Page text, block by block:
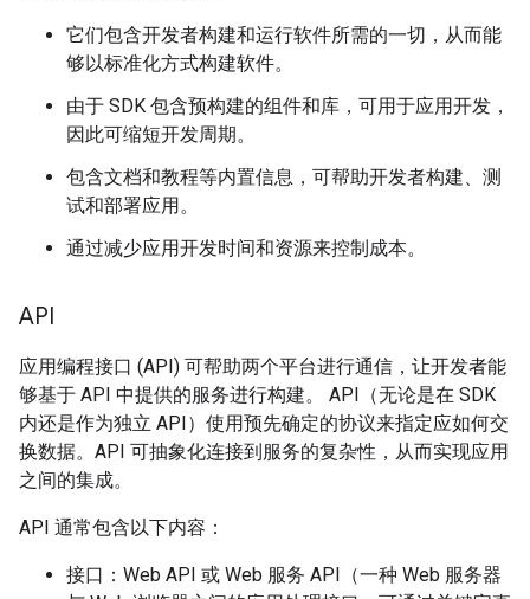
它们包含开发者构建和运行软件所需的一切，从而能
够以标准化方式构建软件。
由于 SDK 包含预构建的组件和库，可用于应用开发，
因此可缩短开发周期。
包含文档和教程等内置信息，可帮助开发者构建、测
试和部署应用。
通过减少应用开发时间和资源来控制成本。
API
应用编程接口 (API) 可帮助两个平台进行通信，让开发者能
够基于 API 中提供的服务进行构建。 API（无论是在 SDK
内还是作为独立 API）使用预先确定的协议来指定应如何交
换数据。API 可抽象化连接到服务的复杂性，从而实现应用
之间的集成。
API 通常包含以下内容：
接口：Web API 或 Web 服务 API（一种 Web 服务器